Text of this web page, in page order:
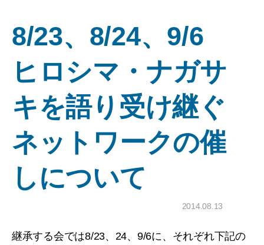
8/23、8/24、9/6
ヒロシマ・ナガサ
キを語り受け継ぐ
ネットワークの催
しについて
2014.08.13
継承する会では8/23、24、9/6に、それぞれ下記の